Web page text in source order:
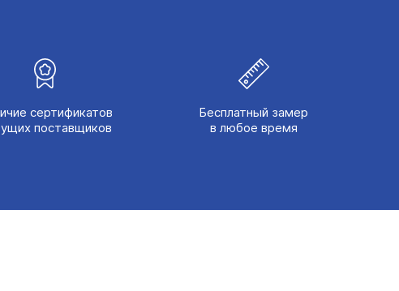
сертификатов
поставщиков
Бесплатный замер
в любое время